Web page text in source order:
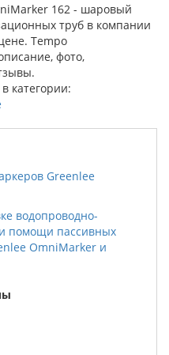
162 - шаровый
труб в компании
Tempo
фото,
категории:
Greenlee
водопроводно-
помощи пассивных
OmniMarker и